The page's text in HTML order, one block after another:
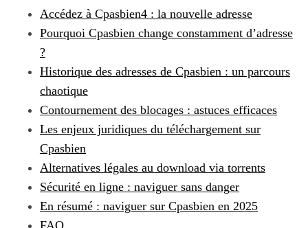
Accédez à Cpasbien4 : la nouvelle adresse
Pourquoi Cpasbien change constamment d’adresse
?
Historique des adresses de Cpasbien : un parcours
chaotique
Contournement des blocages : astuces efficaces
Les enjeux juridiques du téléchargement sur
Cpasbien
Alternatives légales au download via torrents
Sécurité en ligne : naviguer sans danger
En résumé : naviguer sur Cpasbien en 2025
FAQ